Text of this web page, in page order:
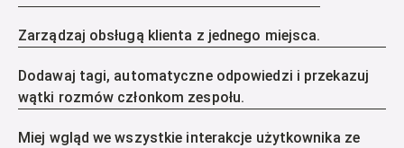
Zarządzaj obsługą klienta z jednego miejsca.
Dodawaj tagi, automatyczne odpowiedzi i przekazuj
wątki rozmów członkom zespołu.
Miej wgląd we wszystkie interakcje użytkownika ze